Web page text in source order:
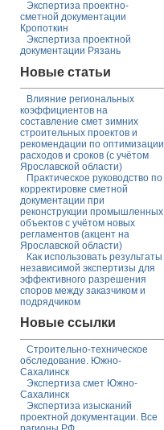
Экспертиза проектно-
сметной документации
Кропоткин
Экспертиза проектной
документации Рязань
Новые статьи
Влияние региональных
коэффициентов на
составление смет зимних
строительных проектов и
рекомендации по оптимизации
расходов и сроков (с учётом
Ярославской области)
Практическое руководство по
корректировке сметной
документации при
реконструкции промышленных
объектов с учётом новых
регламентов (акцент на
Ярославской области)
Как использовать результаты
независимой экспертизы для
эффективного разрешения
споров между заказчиком и
подрядчиком
Новые ссылки
Строительно-техническое
обследование. Южно-
Сахалинск
Экспертиза смет Южно-
Сахалинск
Экспертиза изысканий
проектной документации. Все